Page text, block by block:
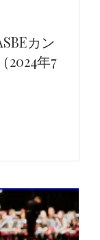
カン
2024年7